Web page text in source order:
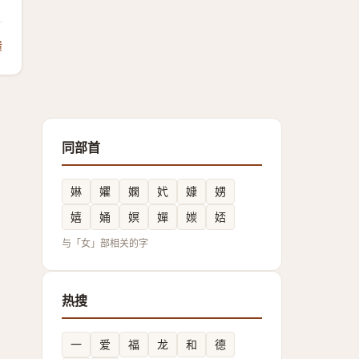
同部首
㛦 㜹 嫻 㚤 嫝
娚
嬉
㛚 嫇 嬋 㛶 娝
与「女」部相关的字
热搜
一 爱 福 龙 和 德